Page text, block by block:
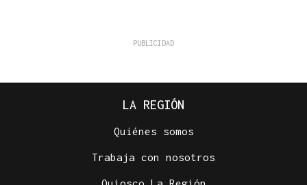
LA REGIÓN
Quiénes somos
Trabaja con nosotros